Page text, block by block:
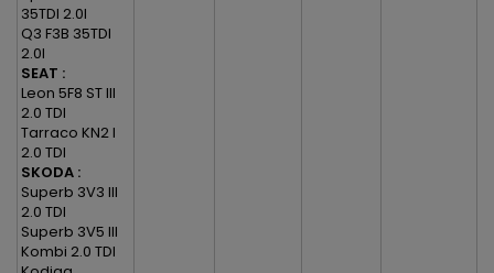
35TDI 2.0l
Q3 F3B 35TDI
2.0l
SEAT :
Leon 5F8 ST III
2.0 TDI
Tarraco KN2 I
2.0 TDI
SKODA :
Superb 3V3 III
2.0 TDI
Superb 3V5 III
Kombi 2.0 TDI